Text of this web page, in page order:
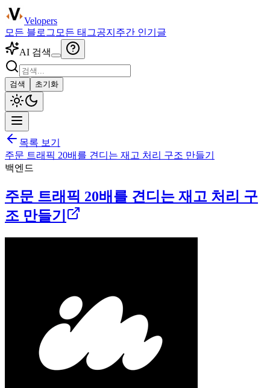
Velopers
모든 블로그 모든 태그공지 주간 인기글
AI 검색
검색 초기화
목록 보기
주문 트래픽 20배를 견디는 재고 처리 구조 만들기
백엔드
주문 트래픽 20배를 견디는 재고 처리 구
조 만들기